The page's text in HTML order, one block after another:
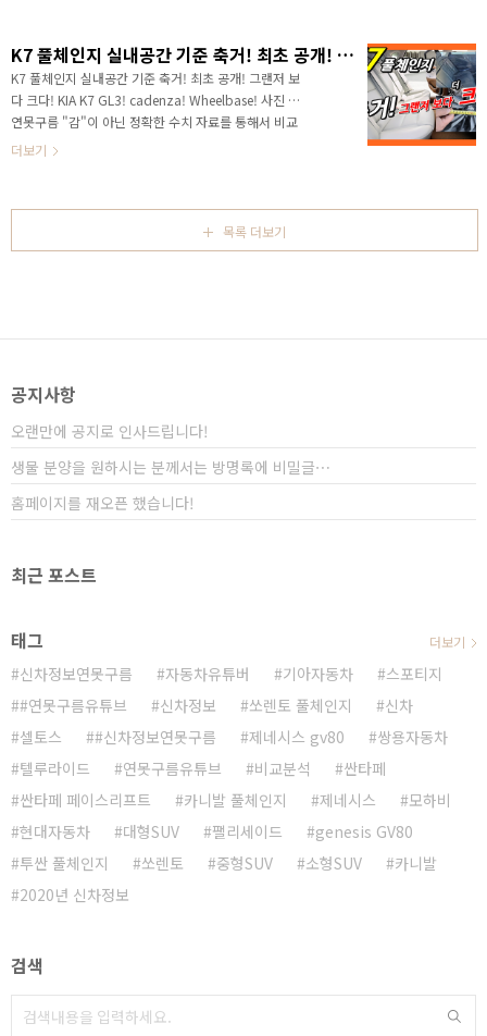
예상되는 가운데, 뜨거운 이슈가 되는 차량이 한 대 있
죠? # 세부적인 내용을 담고 있는 영상으로 보시길 추천
합니다. 바로 기아차 준대형 K7 그 주인공입니다. 신차
소식을 10년 이상 알려드린 경험에서 보면 K7이 이 정
도로 높은 관심을 얻었던 적이 있었나? 싶을 정도로 3세
대로 풀체인지 되는 K7은 정말 뜨거운 관심을 얻고 있
K7 풀체인지 실내공간 기준 축거! 최초 공개! 그랜저 보다 크다! KIA K7 GL3! cadenza! Wheelbase!
K7 풀체인지 실내공간 기준 축거! 최초 공개! 그랜저 보
다 크다! KIA K7 GL3! cadenza! Wheelbase! 사진 글,
연못구름 "감"이 아닌 정확한 수치 자료를 통해서 비교
분석 자료를 제시하는 연못구름입니다! 안녕하세요? 연
확한 정보를 알려드리고자 분주하게 체크하고 있습니다.
# 세부적인 내용을 담고 있는 영상으로 보시길 추천합니
다.​ 이전 영상에서 약속드렸던 것처럼 재원 중에서 가장
한 등급의 의미는 결국 얼마나..
더보기
목록 더보기
공지사항
오랜만에 공지로 인사드립니다!
생물 분양을 원하시는 분께서는 방명록에 비밀글⋯
홈페이지를 재오픈 했습니다!
최근 포스트
태그
신차정보연못구름 자동차유튜버 기아자동차
스포티지
#연못구름유튜브
신차정보 쏘렌토 풀체인지
신차
셀토스
#신차정보연못구름 제네시스 gv80
쌍용자동차
텔루라이드
연못구름유튜브 비교분석
싼타페
싼타페 페이스리프트
카니발 풀체인지 제네시스
모하비
현대자동차
대형SUV 팰리세이드
genesis GV80
투싼 풀체인지
쏘렌토 중형SUV 소형SUV
카니발
2020년 신차정보
더보기
검색